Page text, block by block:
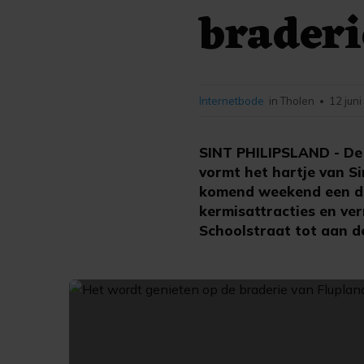
SINT PHILIPSLAND -
vormt het hartje van
komend weekend een
kermisattracties en
Schoolstraat tot aan
Internetbode in Tholen • 12